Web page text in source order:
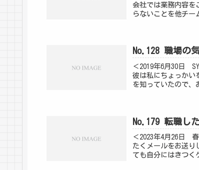
会社では業務内容を
らないことを他チ
No.128 職場の
＜2019年6月30日
彼は私にちょっかい
を知っていたので
No.179 転職し
＜2023年4月26日
たくメールをお送り
ても自分にはきつく